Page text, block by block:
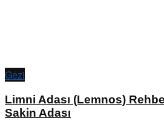
Gezi
Limni Adası (Lemnos)
Sakin Adası